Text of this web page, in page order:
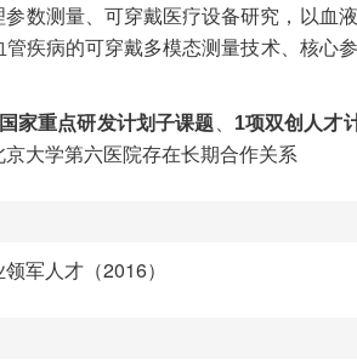
参数测量、 可穿戴医疗设备研究，以血
管疾病的可穿戴多模态测量技术、核心
家重点研发计划子课题 1项双创人才
京大学第六医院存在长期合作关系
领军人才 （2016）